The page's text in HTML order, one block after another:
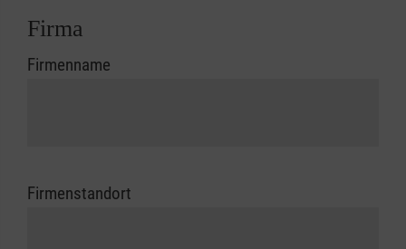
Firma
Firmenname
Firmenstandort